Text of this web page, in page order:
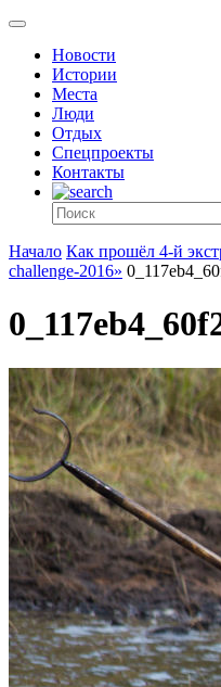
Новости
Истории
Места
Люди
Отдых
Спецпроекты
Контакты
Начало Как прошёл 4-й
challenge-2016»